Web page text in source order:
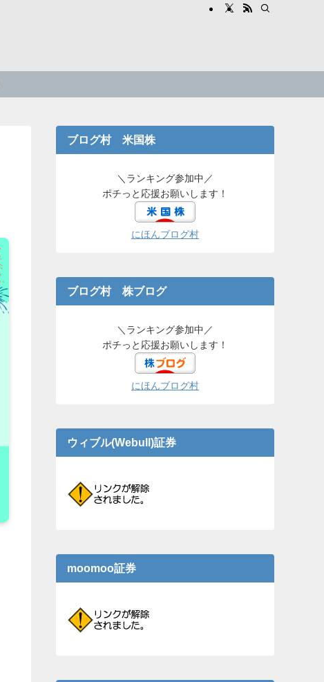
ブログ村 米国株
＼ランキング参加中／
ポチっと応援お願いします！
にほんブログ村
ブログ村 株ブログ
＼ランキング参加中／
ポチっと応援お願いします！
にほんブログ村
ウィブル(Webull)証券
moomoo証券